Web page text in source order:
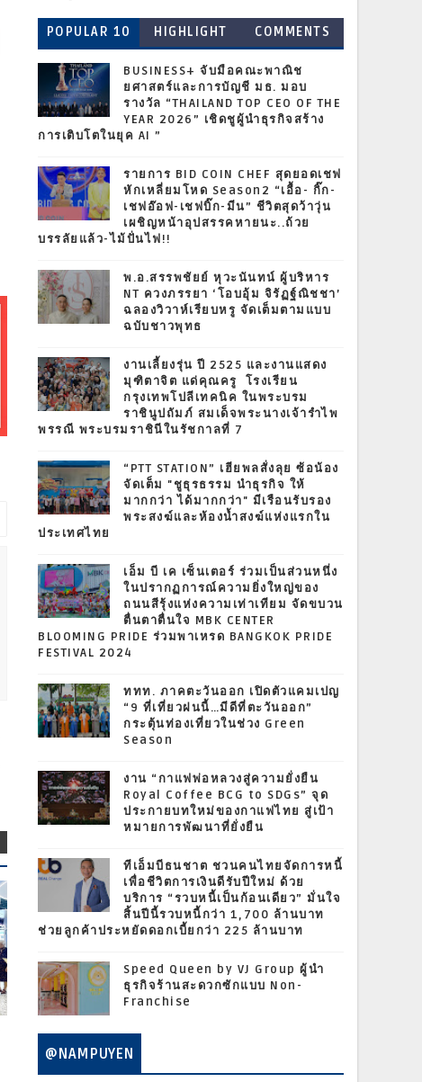
POPULAR 10 HIGHLIGHT COMMENTS
BUSINESS+ จับมือคณะพาณิช
ยศาสตร์และการบัญชี มธ. มอบ
รางวัล “THAILAND TOP CEO OF THE
YEAR 2026” เชิดชูผู้นำธุรกิจสร้าง
การเติบโตในยุค AI ”
รายการ BID COIN CHEF สุดยอดเชฟ
หักเหลี่ยมโหด Season2 “เอื้อ- กิ๊ก-
เชฟอ๊อฟ-เชฟบิ๊ก-มีน” ชีวิตสุดว้าวุ่น
เผชิญหน้าอุปสรรคหายนะ..ถ้วย
บรรลัยแล้ว-ไม้ปั่นไฟ!!
พ.อ.สรรพชัยย์ หุวะนันทน์ ผู้บริหาร
NT ควงภรรยา ‘โอบอุ้ม จิรัฏฐ์ณิชชา’
ฉลองวิวาห์เรียบหรู จัดเต็มตามแบบ
ฉบับชาวพุทธ
งานเลี้ยงรุ่น ปี 2525 และงานแสดง
มุฑิตาจิต แด่คุณครู โรงเรียน
กรุงเทพโปลีเทคนิค ในพระบรม
ราชินูปถัมภ์ สมเด็จพระนางเจ้ารำไพ
พรรณี พระบรมราชินีในรัชกาลที่ 7
“PTT STATION” เฮียพลสั่งลุย ซ้อน้อง
จัดเต็ม "ชูธุรธรรม นำธุรกิจ ให้
มากกว่า ได้มากกว่า" มีเรือนรับรอง
พระสงฆ์และห้องน้ำสงฆ์แห่งแรกใน
ประเทศไทย
เอ็ม บี เค เซ็นเตอร์ ร่วมเป็นส่วนหนึ่ง
ในปรากฏการณ์ความยิ่งใหญ่ของ
ถนนสีรุ้งแห่งความเท่าเทียม จัดขบวน
ตื่นตาตื่นใจ MBK CENTER
BLOOMING PRIDE ร่วมพาเหรด BANGKOK PRIDE
FESTIVAL 2024
ททท. ภาคตะวันออก เปิดตัวแคมเปญ
“9 ที่เที่ยวฝนนี้…มีดีที่ตะวันออก”
กระตุ้นท่องเที่ยวในช่วง Green
Season
งาน “กาแฟพ่อหลวงสู่ความยั่งยืน
Royal Coffee BCG to SDGs” จุด
ประกายบทใหม่ของกาแฟไทย สู่เป้า
หมายการพัฒนาที่ยั่งยืน
ทีเอ็มบีธนชาต ชวนคนไทยจัดการหนี้
เพื่อชีวิตการเงินดีรับปีใหม่ ด้วย
บริการ “รวบหนี้เป็นก้อนเดียว” มั่นใจ
สิ้นปีนี้รวบหนี้กว่า 1,700 ล้านบาท
ช่วยลูกค้าประหยัดดอกเบี้ยกว่า 225 ล้านบาท
Speed Queen by VJ Group ผู้นำ
ธุรกิจร้านสะดวกซักแบบ Non-
Franchise
@NAMPUYEN